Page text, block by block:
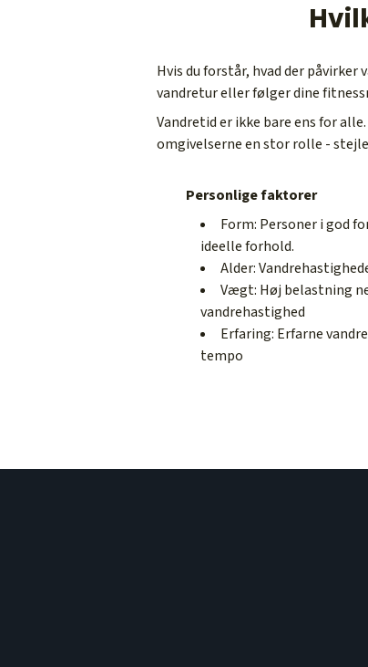
Hvis du forstår, hvad der
vandretur eller følger dine
Vandretid er ikke bare ens for
omgivelserne en stor rolle -
Personlige faktorer
Form: Personer i god
ideelle forhold.
Alder:
Vægt: Høj belastning
vandrehastighed
Erfaring: Erfarne
tempo